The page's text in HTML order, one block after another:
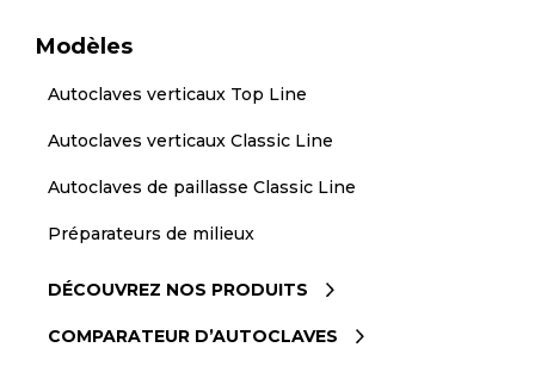
Modèles
Autoclaves verticaux Top Line
Autoclaves verticaux Classic Line
Autoclaves de paillasse Classic Line
Préparateurs de milieux
DÉCOUVREZ NOS PRODUITS
COMPARATEUR D’AUTOCLAVES